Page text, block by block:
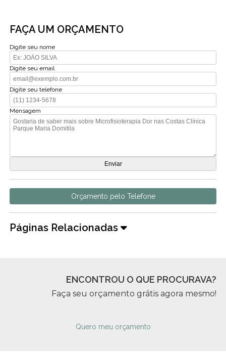
FAÇA UM ORÇAMENTO
Digite seu nome
Digite seu email
Digite seu telefone
Mensagem
Orçamento pelo Telefone
Páginas Relacionadas
ENCONTROU O QUE PROCURAVA?
Faça seu orçamento grátis agora mesmo!
Quero meu orçamento